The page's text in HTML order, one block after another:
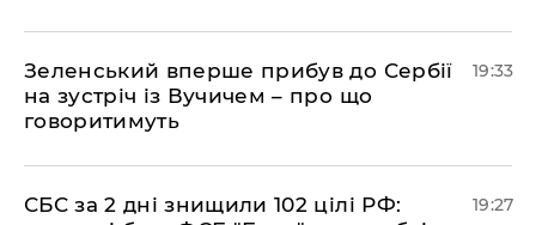
​Зеленський вперше прибув до Сербії
на зустріч із Вучичем – про що
говоритимуть
19:33
​СБС за 2 дні знищили 102 цілі РФ:
19:27